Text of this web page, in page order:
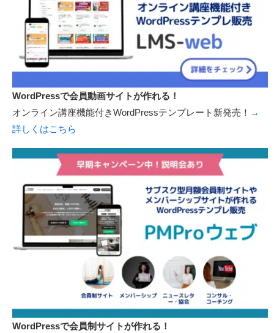
WordPressで会員動画サイトが作れる！
オンライン講座機能付きWordPressテンプレート新発売！ →
詳しくはこちら
WordPressで会員制サイトが作れる！